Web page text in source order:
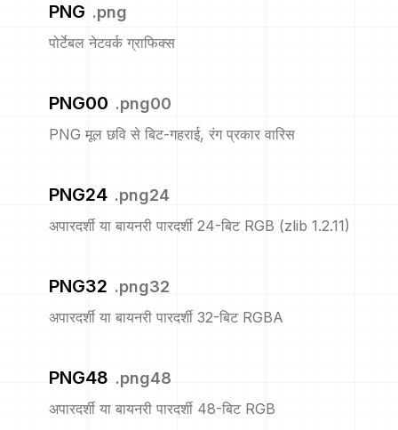
PNG .png
पोर्टेबल नेटवर्क ग्राफिक्स
PNG00 .png00
PNG मूल छवि से बिट-गहराई, रंग प्रकार वारिस
PNG24 .png24
अपारदर्शी या बायनरी पारदर्शी 24-बिट RGB (zlib 1.2.11)
PNG32 .png32
अपारदर्शी या बायनरी पारदर्शी 32-बिट RGBA
PNG48 .png48
अपारदर्शी या बायनरी पारदर्शी 48-बिट RGB